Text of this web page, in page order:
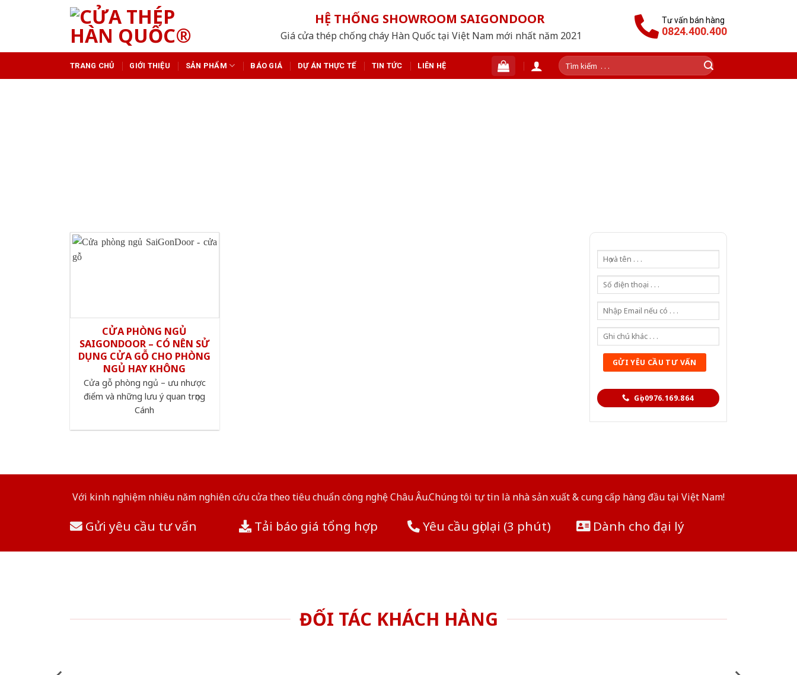
HỆ THỐNG SHOWROOM SAIGONDOOR
Giá cửa thép chống cháy Hàn Quốc tại Việt Nam mới nhất năm 2021
Tư vấn bán hàng
0824.400.400
TRANG CHỦ GIỚI THIỆU SẢN PHẨM BÁO GIÁ DỰ ÁN THỰC TẾ TIN TỨC LIÊN HỆ
Tìm
kiếm:
CỬA PHÒNG NGỦ
SAIGONDOOR – CÓ NÊN SỬ
DỤNG CỬA GỖ CHO PHÒNG
NGỦ HAY KHÔNG
Cửa gỗ phòng ngủ – ưu nhược
điểm và những lưu ý quan trọng
Cánh
Gọi 0976.169.864
Với kinh nghiệm nhiêu năm nghiên cứu cửa theo tiêu chuẩn công nghệ Châu Âu.Chúng tôi tự tin là nhà sản xuất & cung cấp hàng đầu tại Việt Nam!
Gửi yêu cầu tư vấn Tải báo giá tổng hợp Yêu cầu gọi lại (3 phút) Dành cho đại lý
ĐỐI TÁC KHÁCH HÀNG